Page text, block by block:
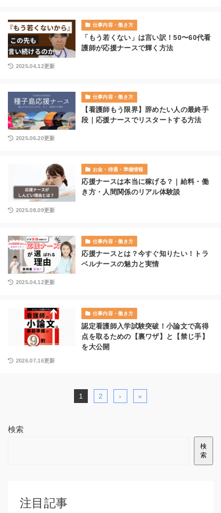
仕事内容・働き方
「もう若くない」は言い訳！50〜60代看
護師が応援ナースで輝く方法
2025.04.12更新
仕事内容・働き方
【看護師もう限界】辞めたい人の最終手
段｜応援ナースでリスタートする方法
2025.06.20更新
お金・待遇・準備情報
応援ナースは本当に稼げる？｜給料・働
き方・人間関係のリアル体験談
2025.08.09更新
仕事内容・働き方
応援ナースとは？今すぐ知りたい！トラ
ベルナースの魅力と実情
2025.04.12更新
仕事内容・働き方
認定看護師入学試験突破！小論文で高得
点を取るための【裏ワザ】と【禁じ手】
を大公開
2026.07.16更新
1 2 › »
検索
検
索
注目記事